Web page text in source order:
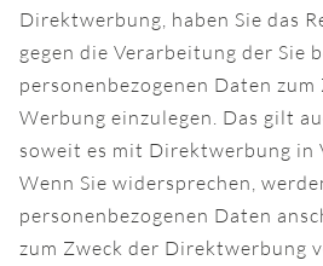
Direktwerbung, haben Sie das
gegen die Verarbeitung der Sie
personenbezogenen Daten
Werbung einzulegen. Das gilt
soweit es mit Direktwerbung in
Wenn Sie widersprechen,
personenbezogenen Daten
zum Zweck der Direktwerbung